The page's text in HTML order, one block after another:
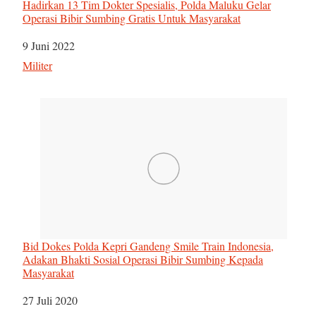
Hadirkan 13 Tim Dokter Spesialis, Polda Maluku Gelar
Operasi Bibir Sumbing Gratis Untuk Masyarakat
Tanggal
9 Juni 2022
Sehubungan dengan
Militer
Bid Dokes Polda Kepri Gandeng Smile Train Indonesia,
Adakan Bhakti Sosial Operasi Bibir Sumbing Kepada
Masyarakat
Tanggal
27 Juli 2020